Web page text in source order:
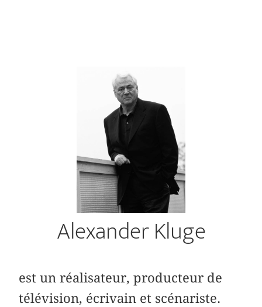
Alexander Kluge
est un réalisateur, producteur de
télévision, écrivain et scénariste.